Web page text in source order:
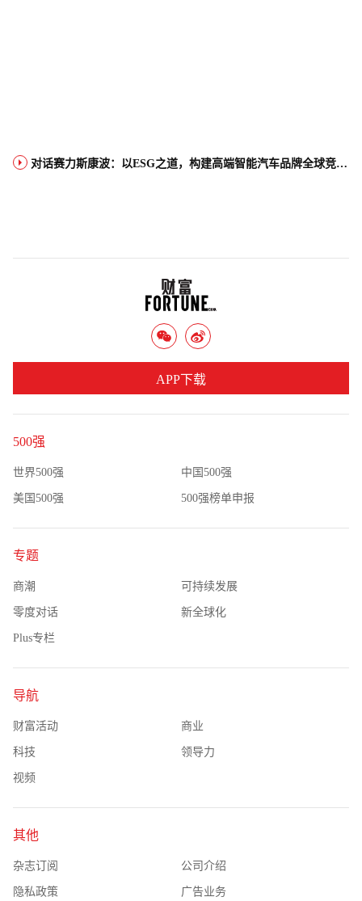
对话赛力斯康波：以ESG之道，构建高端智能汽车品牌全球竞争力
500强
世界500强 中国500强
美国500强 500强榜单申报
专题
商潮 可持续发展
零度对话 新全球化
Plus专栏
导航
财富活动 商业
科技 领导力
视频
其他
杂志订阅 公司介绍
隐私政策 广告业务
APP下载